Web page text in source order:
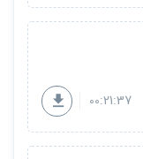
00:21:37